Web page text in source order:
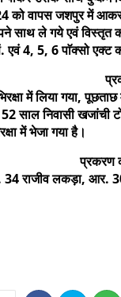
को वापस जशपुर में आकर
साथ ले गये एवं विस्तृत
4, 5, 6 पाॅक्सो एक्ट
प्रकरण की
में लिया गया,
52 साल निवासी
में भेजा गया है।
प्रकरण की
राजीव लकड़ा, आर.